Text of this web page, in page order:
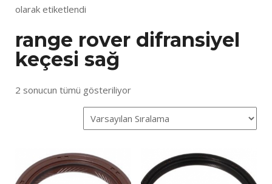
olarak etiketlendi
range rover difransiyel
keçesi sağ
2 sonucun tümü gösteriliyor